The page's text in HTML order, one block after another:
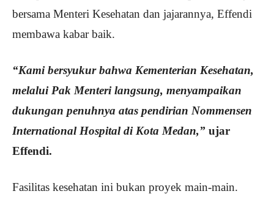
bersama Menteri Kesehatan dan jajarannya, Effendi
membawa kabar baik.
“Kami bersyukur bahwa Kementerian Kesehatan,
melalui Pak Menteri langsung, menyampaikan
dukungan penuhnya atas pendirian Nommensen
International Hospital di Kota Medan,” ujar
Effendi.
Fasilitas kesehatan ini bukan proyek main-main.